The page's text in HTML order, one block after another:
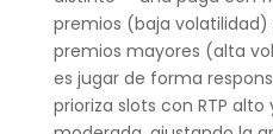
premios (baja
premios mayores (alta
es jugar de forma
prioriza slots con RTP